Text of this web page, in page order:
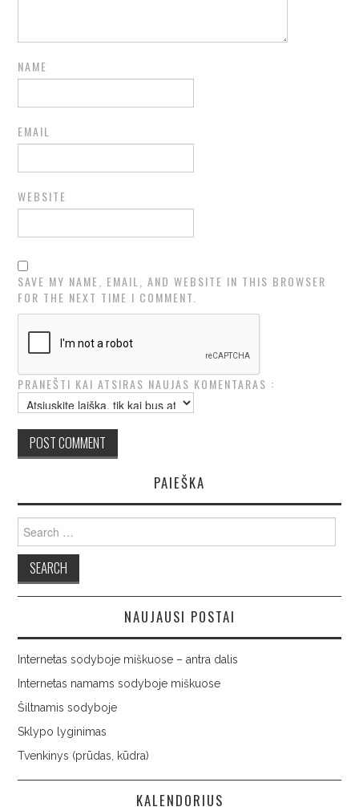
NAME
EMAIL
WEBSITE
SAVE MY NAME, EMAIL, AND WEBSITE IN THIS BROWSER
FOR THE NEXT TIME I COMMENT.
PRANEŠTI KAI ATSIRAS NAUJAS KOMENTARAS :
PAIEŠKA
for:
NAUJAUSI POSTAI
Internetas sodyboje miškuose – antra dalis
Internetas namams sodyboje miškuose
Šiltnamis sodyboje
Sklypo lyginimas
Tvenkinys (prūdas, kūdra)
KALENDORIUS